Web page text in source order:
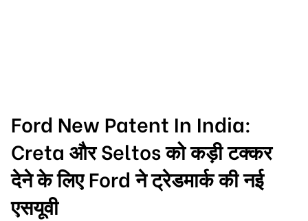
Ford New Patent In India:
Creta और Seltos को कड़ी टक्कर
देने के लिए Ford ने ट्रेडमार्क की नई
एसयूवी